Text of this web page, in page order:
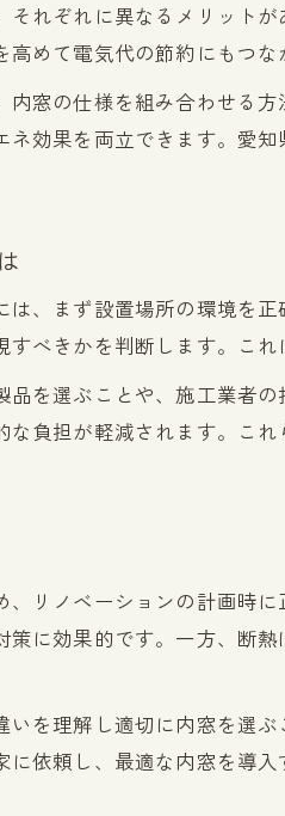
れぞれに異なるメリット
めて電気代の節約にもつな
窓の仕様を組み合わせる
効果を両立できます。愛
、まず設置場所の環境を
べきかを判断します。こ
を選ぶことや、施工業者
負担が軽減されます。こ
リノベーションの計画時
に効果的です。一方、断
を理解し適切に内窓を選
依頼し、最適な内窓を導入